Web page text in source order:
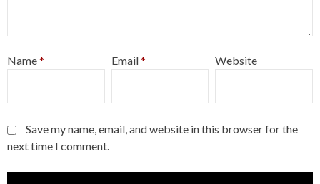
Name* Email* Website
Save my name, email, and website in this browser for the
next time I comment.